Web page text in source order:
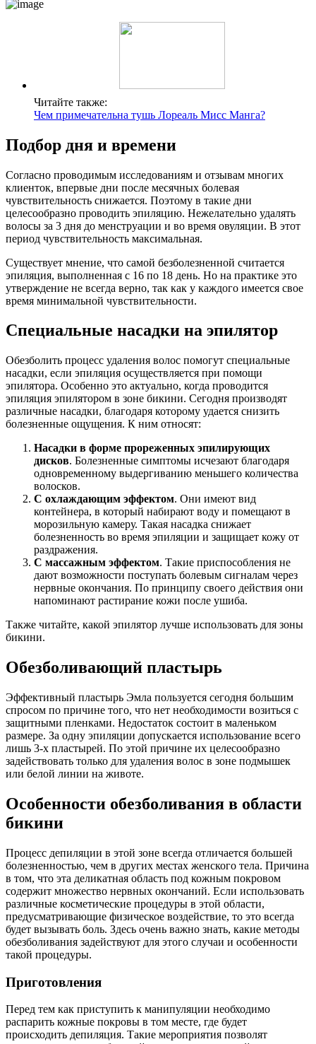
Читайте также:
Чем примечательна тушь Лореаль Мисс Манга?
Подбор дня и времени
Согласно проводимым исследованиям и отзывам многих
клиенток, впервые дни после месячных болевая
чувствительность снижается. Поэтому в такие дни
целесообразно проводить эпиляцию. Нежелательно удалять
волосы за 3 дня до менструации и во время овуляции. В этот
период чувствительность максимальная.
Существует мнение, что самой безболезненной считается
эпиляция, выполненная с 16 по 18 день. Но на практике это
утверждение не всегда верно, так как у каждого имеется свое
время минимальной чувствительности.
Специальные насадки на эпилятор
Обезболить процесс удаления волос помогут специальные
насадки, если эпиляция осуществляется при помощи
эпилятора. Особенно это актуально, когда проводится
эпиляция эпилятором в зоне бикини. Сегодня производят
различные насадки, благодаря которому удается снизить
болезненные ощущения. К ним относят:
Насадки в форме прореженных эпилирующих
дисков. Болезненные симптомы исчезают благодаря
одновременному выдергиванию меньшего количества
волосков.
С охлаждающим эффектом. Они имеют вид
контейнера, в который набирают воду и помещают в
морозильную камеру. Такая насадка снижает
болезненность во время эпиляции и защищает кожу от
раздражения.
С массажным эффектом. Такие приспособления не
дают возможности поступать болевым сигналам через
нервные окончания. По принципу своего действия они
напоминают растирание кожи после ушиба.
Также читайте, какой эпилятор лучше использовать для зоны
бикини.
Обезболивающий пластырь
Эффективный пластырь Эмла пользуется сегодня большим
спросом по причине того, что нет необходимости возиться с
защитными пленками. Недостаток состоит в маленьком
размере. За одну эпиляции допускается использование всего
лишь 3-х пластырей. По этой причине их целесообразно
задействовать только для удаления волос в зоне подмышек
или белой линии на животе.
Особенности обезболивания в области
бикини
Процесс депиляции в этой зоне всегда отличается большей
болезненностью, чем в других местах женского тела. Причина
в том, что эта деликатная область под кожным покровом
содержит множество нервных окончаний. Если использовать
различные косметические процедуры в этой области,
предусматривающие физическое воздействие, то это всегда
будет вызывать боль. Здесь очень важно знать, какие методы
обезболивания задействуют для этого случаи и особенности
такой процедуры.
Приготовления
Перед тем как приступить к манипуляции необходимо
распарить кожные покровы в том месте, где будет
происходить депиляция. Такие мероприятия позволят